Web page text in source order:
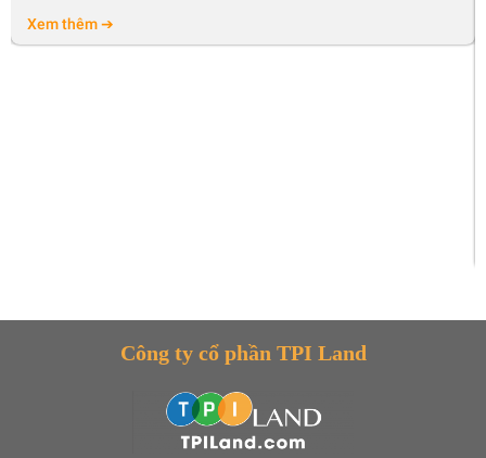
Xem thêm ➔
Công ty cổ phần TPI Land